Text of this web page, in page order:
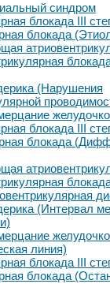
синдром
блокада III
блокада
(Нарушения
блокада III
блокада
(Интервал
линия)
блокада III
блокада